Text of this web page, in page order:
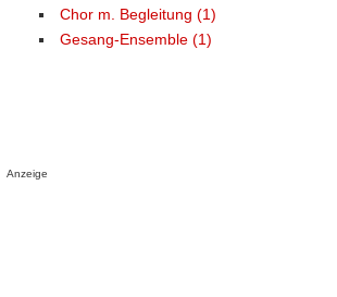
Chor m. Begleitung (1)
Gesang-Ensemble (1)
Anzeige